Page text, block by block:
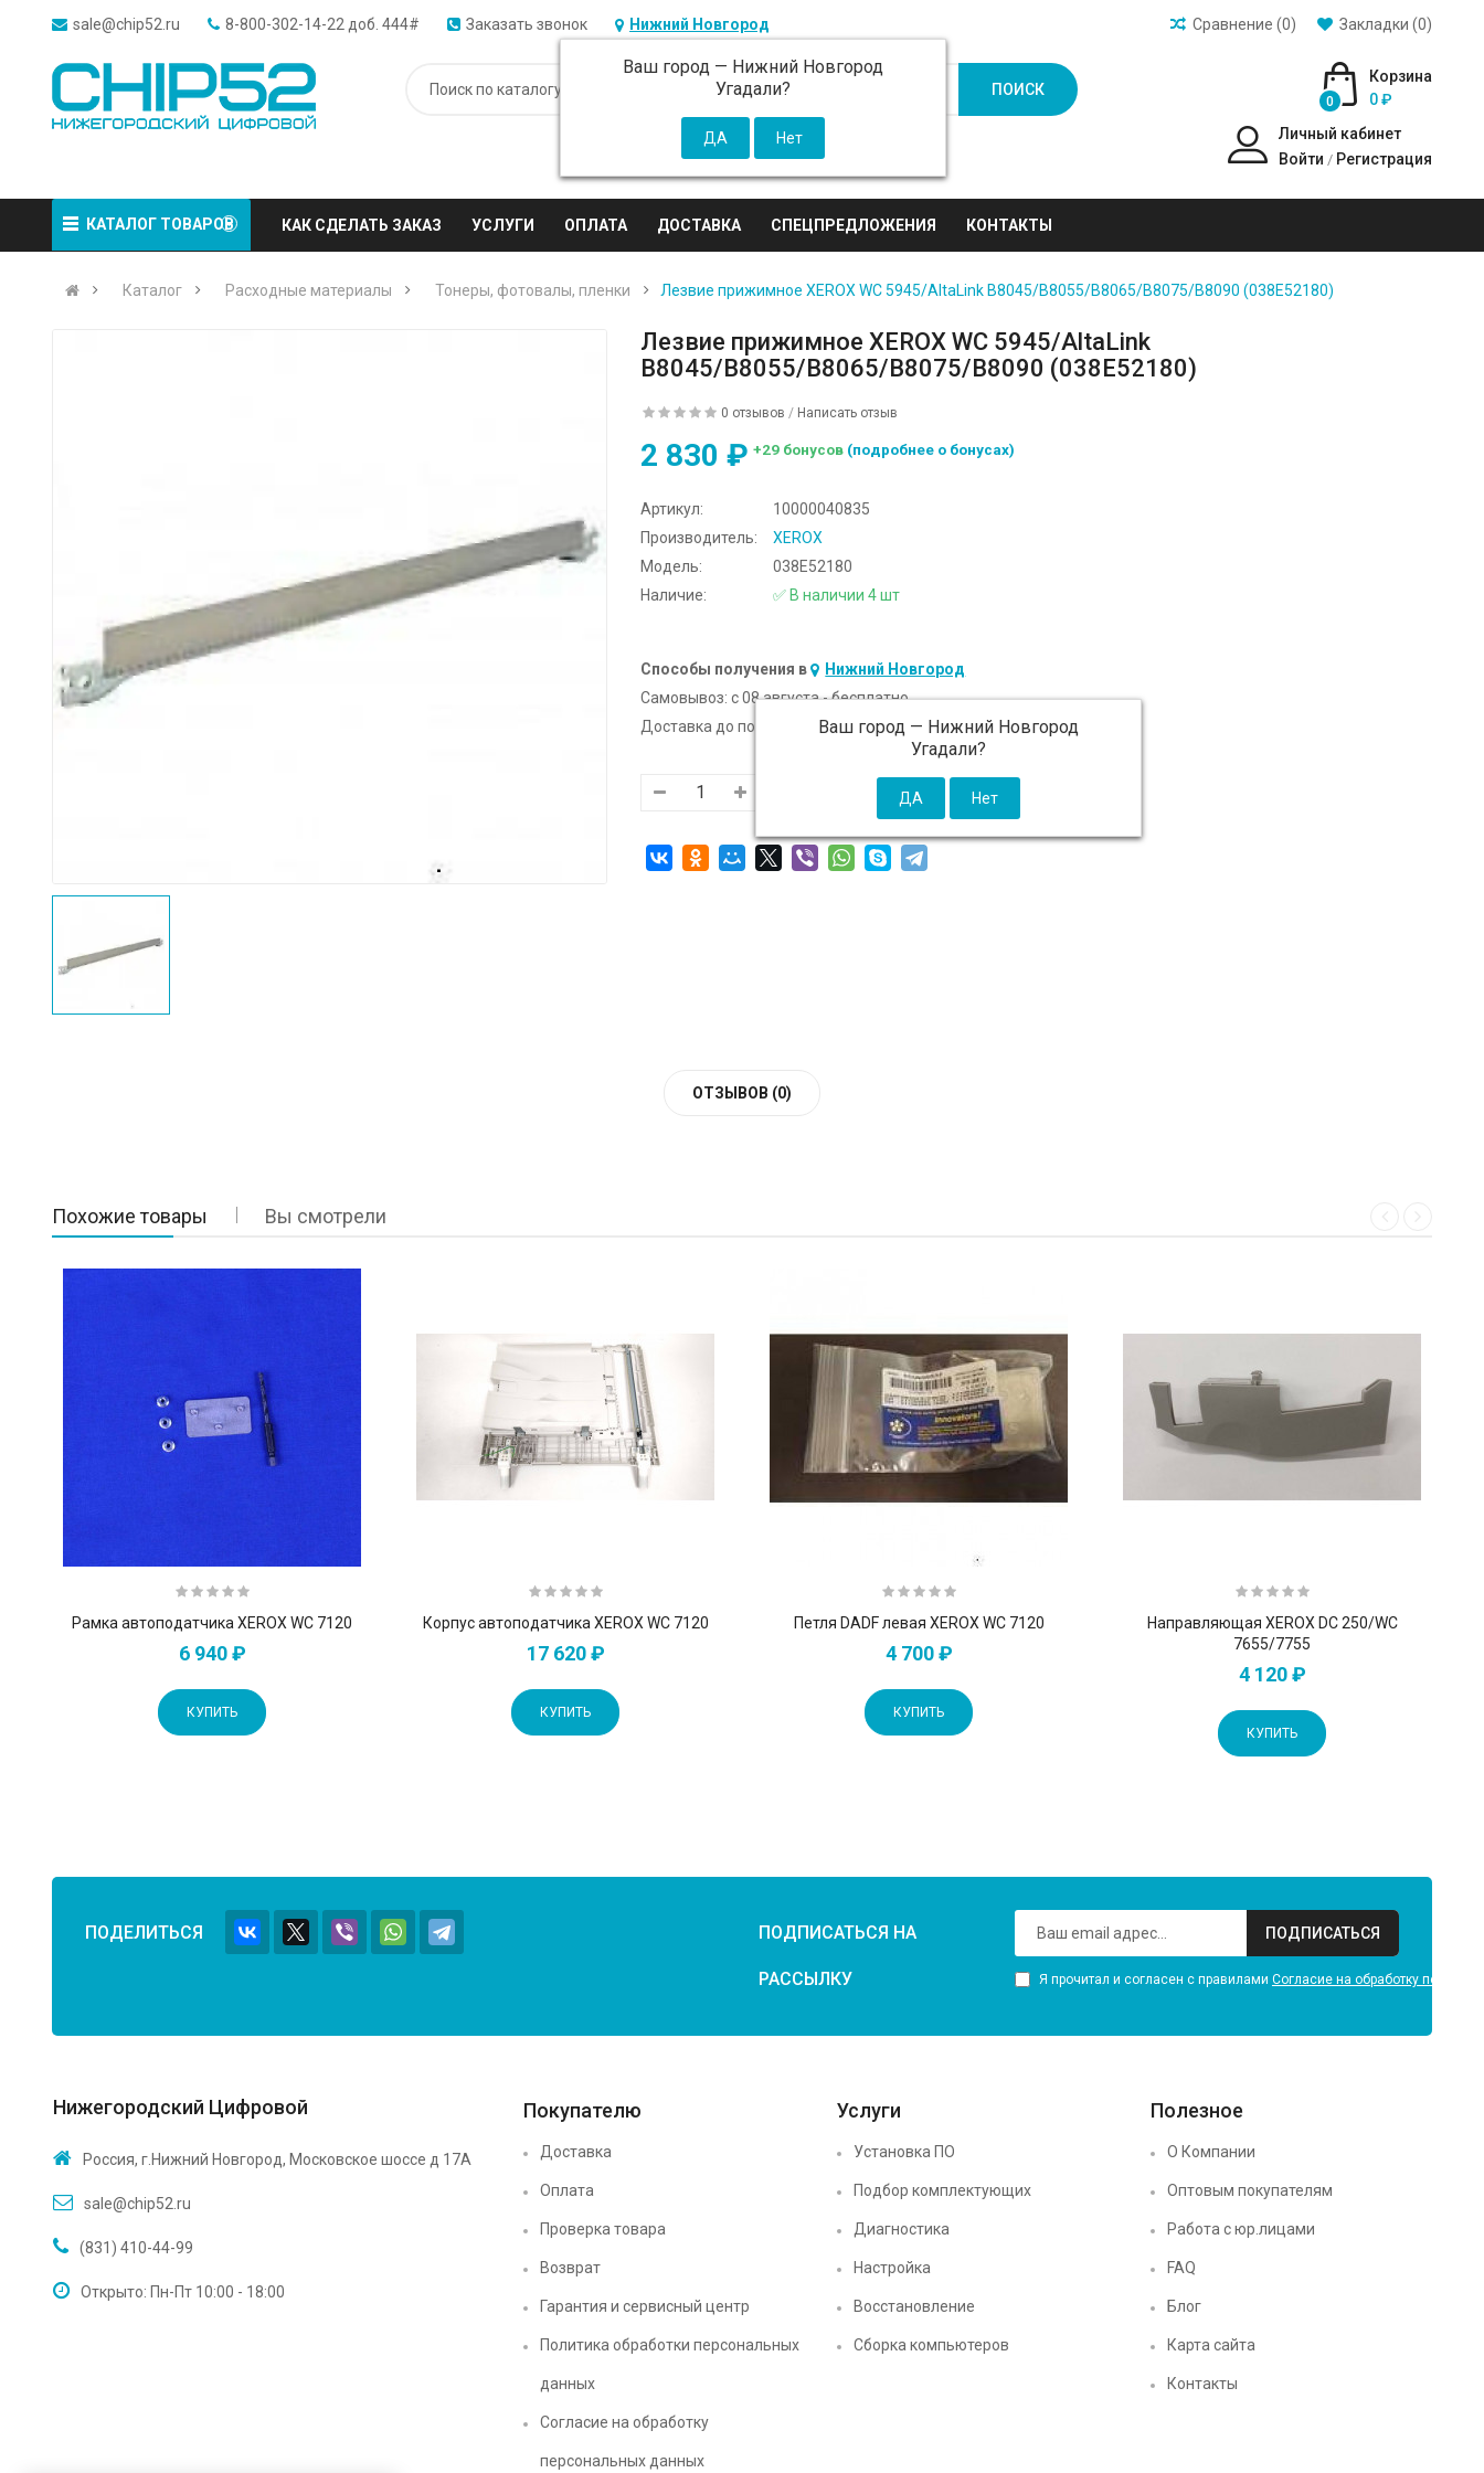
sale@chip52.ru 8-800-302-14-22 доб. 444# Заказать звонок Нижний Новгород
Ваш город — Нижний Новгород
Угадали?
Закладки (0)
Сравнение (0)
ПОИСК
Корзина
0
0 ₽
Личный кабинет
Войти / Регистрация
КАТАЛОГ ТОВАРОВ КАК СДЕЛАТЬ ЗАКАЗ УСЛУГИ ОПЛАТА ДОСТАВКА СПЕЦПРЕДЛОЖЕНИЯ КОНТАКТЫ
Каталог Расходные материалы Тонеры, фотовалы, пленки Лезвие прижимное XEROX WC 5945/AltaLink B8045/B8055/B8065/B8075/B8090 (038E52180)
Лезвие прижимное XEROX WC 5945/AltaLink
B8045/B8055/B8065/B8075/B8090 (038E52180)
0 отзывов / Написать отзыв
2 830 ₽ +29 бонусов (подробнее о бонусах)
Артикул:
10000040835
Производитель:
XEROX
Модель:
038E52180
Наличие:
✅ В наличии 4 шт
Способы получения в Нижний Новгород
Ваш город — Нижний Новгород
Угадали?
Самовывоз: c 08 августа - бесплатно
Доставка до подъезда:
c 08 августа - 300 ₽ (от 5 000 ₽ бесплатно)
ОТЗЫВОВ (0)
Похожие товары Вы смотрели
Рамка автоподатчика XEROX WC 7120
6 940 ₽
КУПИТЬ
Корпус автоподатчика XEROX WC 7120
17 620 ₽
КУПИТЬ
Петля DADF левая XEROX WC 7120
4 700 ₽
КУПИТЬ
Направляющая XEROX DC 250/WC
7655/7755
4 120 ₽
КУПИТЬ
ПОДЕЛИТЬСЯ ПОДПИСАТЬСЯ НА
РАССЫЛКУ
ПОДПИСАТЬСЯ
Я прочитал и согласен с правилами Согласие на обработку
Нижегородский Цифровой
Россия, г.Нижний Новгород, Московское шоссе д 17А
sale@chip52.ru
(831) 410-44-99
Открыто: Пн-Пт 10:00 - 18:00
Покупателю
Доставка
Оплата
Проверка товара
Возврат
Гарантия и сервисный центр
Политика обработки персональных
данных
Согласие на обработку
персональных данных
Услуги
Установка ПО
Подбор комплектующих
Диагностика
Настройка
Восстановление
Сборка компьютеров
Полезное
О Компании
Оптовым покупателям
Работа с юр.лицами
FAQ
Блог
Карта сайта
Контакты